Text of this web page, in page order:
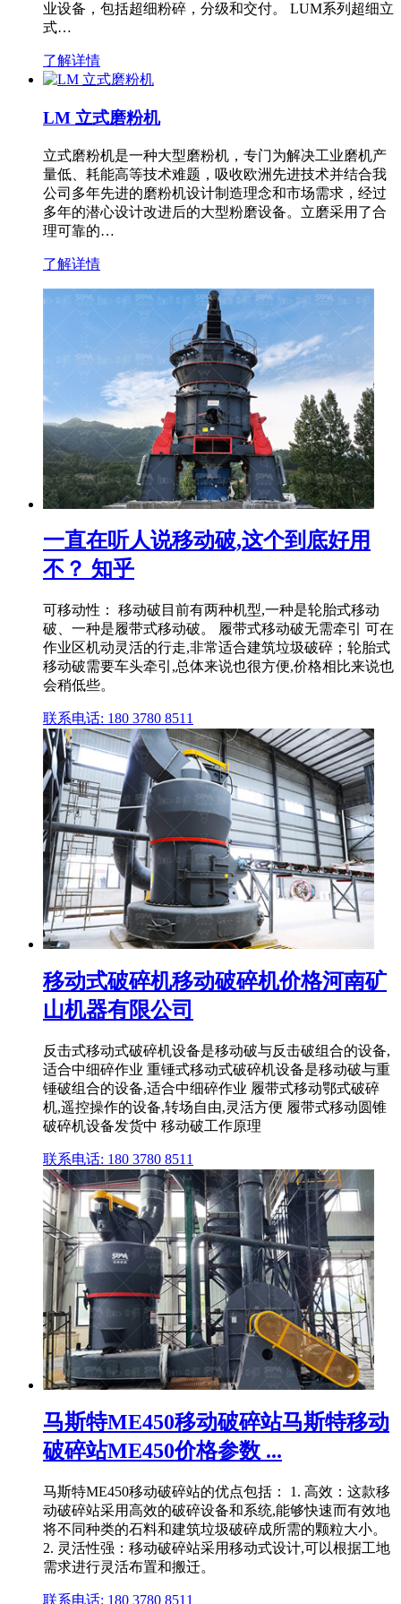
业设备，包括超细粉碎，分级和交付。 LUM系列超细立
式…
了解详情
LM 立式磨粉机
立式磨粉机是一种大型磨粉机，专门为解决工业磨机产
量低、耗能高等技术难题，吸收欧洲先进技术并结合我
公司多年先进的磨粉机设计制造理念和市场需求，经过
多年的潜心设计改进后的大型粉磨设备。立磨采用了合
理可靠的…
了解详情
一直在听人说移动破,这个到底好用
不？ 知乎
可移动性： 移动破目前有两种机型,一种是轮胎式移动
破、一种是履带式移动破。 履带式移动破无需牵引 可在
作业区机动灵活的行走,非常适合建筑垃圾破碎；轮胎式
移动破需要车头牵引,总体来说也很方便,价格相比来说也
会稍低些。
联系电话: 180 3780 8511
移动式破碎机移动破碎机价格河南矿
山机器有限公司
反击式移动式破碎机设备是移动破与反击破组合的设备,
适合中细碎作业 重锤式移动式破碎机设备是移动破与重
锤破组合的设备,适合中细碎作业 履带式移动鄂式破碎
机,遥控操作的设备,转场自由,灵活方便 履带式移动圆锥
破碎机设备发货中 移动破工作原理
联系电话: 180 3780 8511
马斯特ME450移动破碎站马斯特移动
破碎站ME450价格参数 ...
马斯特ME450移动破碎站的优点包括： 1. 高效：这款移
动破碎站采用高效的破碎设备和系统,能够快速而有效地
将不同种类的石料和建筑垃圾破碎成所需的颗粒大小。
2. 灵活性强：移动破碎站采用移动式设计,可以根据工地
需求进行灵活布置和搬迁。
联系电话: 180 3780 8511